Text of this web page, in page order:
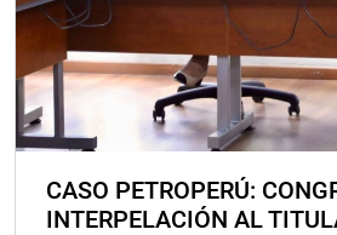
CASO PETROPERÚ:
INTERPELACIÓN AL